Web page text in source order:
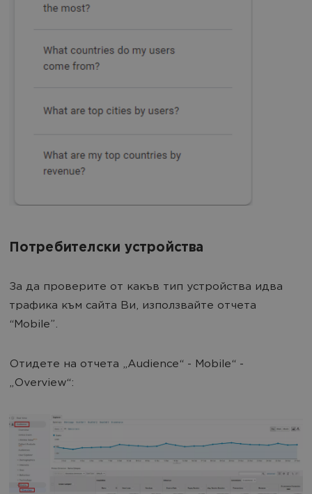
Потребителски устройства
За да проверите от какъв тип устройства идва
трафика към сайта Ви, използвайте отчета
“Mobile”.
Отидете на отчета „Audience“ - Mobile“ -
„Overview“: